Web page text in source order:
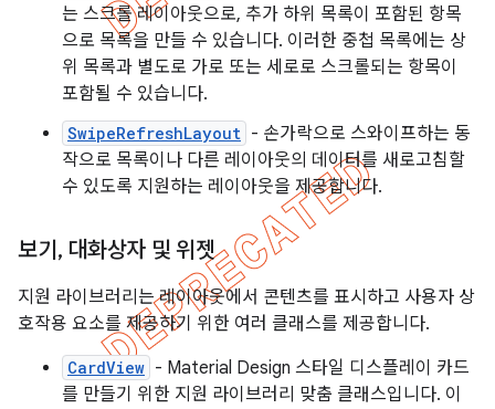
는 스크롤 레이아웃으로, 추가 하위 목록이 포함된 항목
으로 목록을 만들 수 있습니다. 이러한 중첩 목록에는 상
위 목록과 별도로 가로 또는 세로로 스크롤되는 항목이
포함될 수 있습니다.
SwipeRefreshLayout - 손가락으로 스와이프하는 동
작으로 목록이나 다른 레이아웃의 데이터를 새로고침할
수 있도록 지원하는 레이아웃을 제공합니다.
보기 , 대화상자 및 위젯
지원 라이브러리는 레이아웃에서 콘텐츠를 표시하고 사용자 상
호작용 요소를 제공하기 위한 여러 클래스를 제공합니다.
CardView - Material Design 스타일 디스플레이 카드
를 만들기 위한 지원 라이브러리 맞춤 클래스입니다. 이